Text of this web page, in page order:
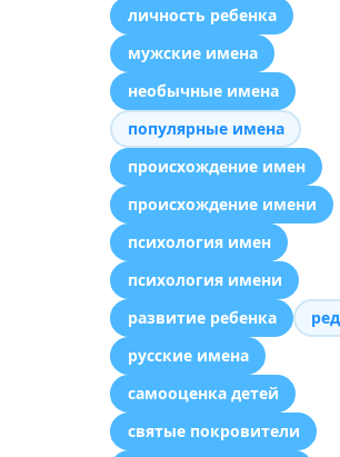
личность ребенка
мужские имена
необычные имена
популярные имена
происхождение имен
происхождение имени
психология имен
психология имени
развитие ребенка
русские имена
самооценка детей
святые покровители